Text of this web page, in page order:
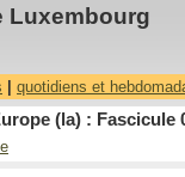
Luxembourg
quotidiens et
(la) : Fascicule